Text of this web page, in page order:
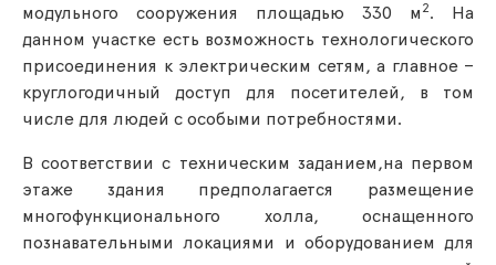
модульного сооружения площадью 330 м 2. На
данном участке есть возможность технологического
присоединения к электрическим сетям, а главное –
круглогодичный доступ для посетителей, в том
числе для людей с особыми потребностями.
В соответствии с техническим заданием,на первом
этаже здания предполагается размещение
многофункционального холла, оснащенного
познавательными локациями и оборудованием для